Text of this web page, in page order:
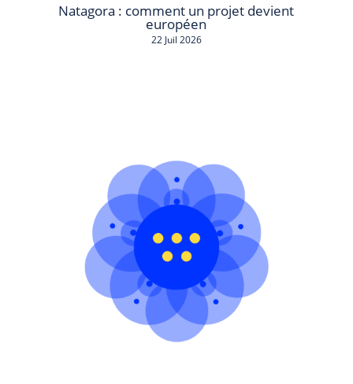
Natagora : comment un projet devient
européen
22 Juil 2026